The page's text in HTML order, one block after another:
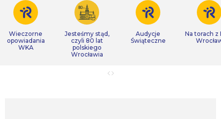
Wieczorne
opowiadania
WKA
Jesteśmy stąd,
czyli 80 lat
polskiego
Wrocławia
Audycje
Świąteczne
Na torach z